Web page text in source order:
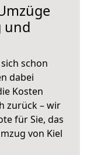
und
schon
dabei
Kosten
zurück – wir
für Sie, das
von Kiel